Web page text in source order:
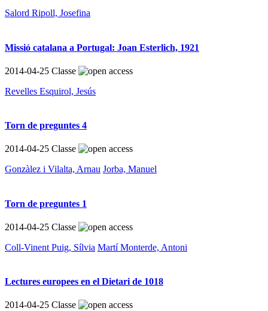
Salord Ripoll, Josefina
Missió catalana a Portugal: Joan Esterlich, 1921
2014-04-25 Classe
Revelles Esquirol, Jesús
Torn de preguntes 4
2014-04-25 Classe
Gonzàlez i Vilalta, Arnau Jorba, Manuel
Torn de preguntes 1
2014-04-25 Classe
Coll-Vinent Puig, Sílvia Martí Monterde, Antoni
Lectures europees en el Dietari de 1018
2014-04-25 Classe